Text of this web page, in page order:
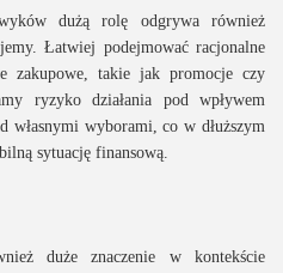
dużą rolę odgrywa również
Łatwiej podejmować racjonalne
zakupowe, takie jak promocje czy
ryzyko działania pod wpływem
własnymi wyborami, co w dłuższym
sytuację finansową.
duże znaczenie w kontekście